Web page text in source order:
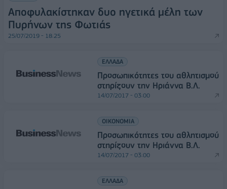
Αποφυλακίστηκαν δυο ηγετικά μέλη των
Πυρήνων της Φωτιάς
25/07/2019 - 18:25
ΕΛΛΑΔΑ
Προσωπικότητες του αθλητισμού
στηρίζουν την Ηριάννα Β.Λ.
14/07/2017 - 03:00
ΟΙΚΟΝΟΜΙΑ
Προσωπικότητες του αθλητισμού
στηρίζουν την Ηριάννα Β.Λ.
14/07/2017 - 03:00
ΕΛΛΑΔΑ